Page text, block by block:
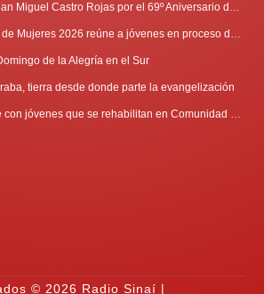
de la Alegría en el Sur
tierra desde donde parte la evangelización
© 2026 Radio Sinaí |